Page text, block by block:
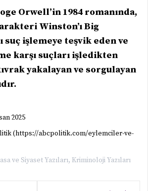
Orwell’in 1984 romanında,
Winston’ı Big
suç işlemeye teşvik eden ve
karşı suçları işledikten
yakalayan ve sorgulayan
2025
(https://abcpolitik.com/eylemciler-ve-
ve Siyaset Yazıları, Kriminoloji Yazıları